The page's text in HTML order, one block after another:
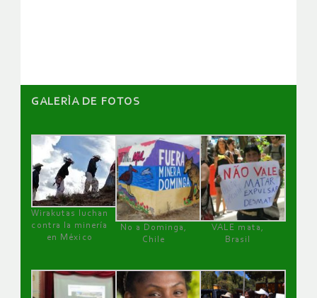
GALERÌA DE FOTOS
Wirakutas luchan
contra la minería
en México
No a Dominga,
Chile
VALE mata,
Brasil